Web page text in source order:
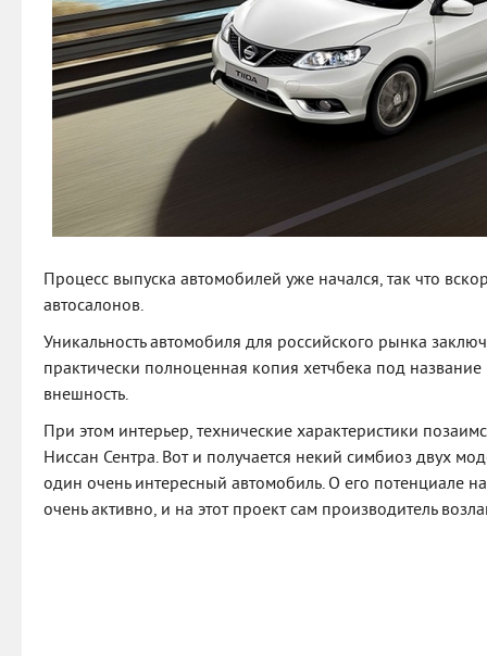
Процесс выпуска автомобилей уже начался, так что
автосалонов.
Уникальность автомобиля для российского рынка
практически полноценная копия хетчбека под название
внешность.
При этом интерьер, технические характеристики
Ниссан Сентра. Вот и получается некий симбиоз двух
один очень интересный автомобиль. О его потенциале
очень активно, и на этот проект сам производитель